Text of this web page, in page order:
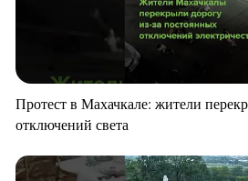
Протест в Махачкале: жители
отключений света